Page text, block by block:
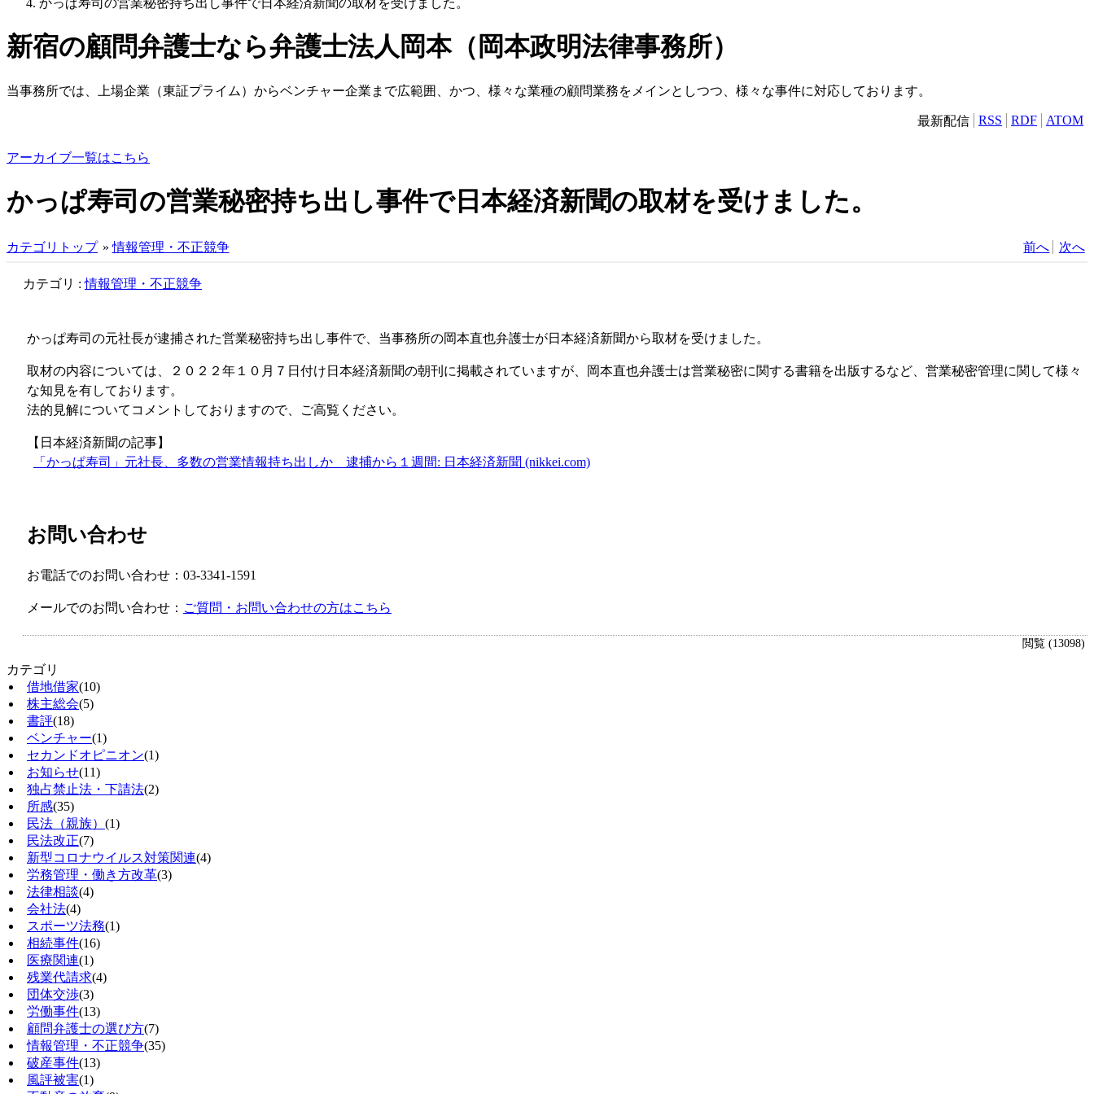
かっぱ寿司の営業秘密持ち出し事件で日本経済新聞の取材を受けました。
新宿の顧問弁護士なら弁護士法人岡本（岡本政明法律事務所）
当事務所では、上場企業（東証プライム）からベンチャー企業まで広範囲、かつ、様々な業種の顧問業務をメインとしつつ、様々な事件に対応しております。
最新配信 RSS RDF ATOM
アーカイブ一覧はこちら
かっぱ寿司の営業秘密持ち出し事件で日本経済新聞の取材を受けました。
カテゴリトップ »情報管理・不正競争 前へ 次へ
カテゴリ :情報管理・不正競争
かっぱ寿司の元社長が逮捕された営業秘密持ち出し事件で、当事務所の岡本直也弁護士が日本経済新聞から取材を受けました。
取材の内容については、２０２２年１０月７日付け日本経済新聞の朝刊に掲載されていますが、岡本直也弁護士は営業秘密に関する書籍を出版するなど、営業秘密管理に関して様々
な知見を有しております。
法的見解についてコメントしておりますので、ご高覧ください。
【日本経済新聞の記事】
「かっぱ寿司」元社長、多数の営業情報持ち出しか 逮捕から１週間: 日本経済新聞 (nikkei.com)
お問い合わせ
お電話でのお問い合わせ：03-3341-1591
メールでのお問い合わせ： ご質問・お問い合わせの方はこちら
閲覧 (13098)
カテゴリ
借地借家(10)
株主総会(5)
書評(18)
ベンチャー(1)
セカンドオピニオン(1)
お知らせ(11)
独占禁止法・下請法(2)
所感(35)
民法（親族） (1)
民法改正(7)
新型コロナウイルス対策関連(4)
労務管理・働き方改革(3)
法律相談(4)
会社法(4)
スポーツ法務(1)
相続事件(16)
医療関連(1)
残業代請求(4)
団体交渉(3)
労働事件(13)
顧問弁護士の選び方(7)
情報管理・不正競争(35)
破産事件(13)
風評被害(1)